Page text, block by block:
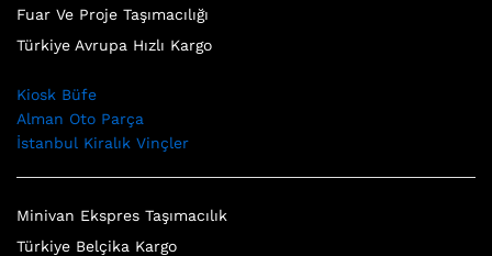
Fuar Ve Proje Taşımacılığı
Türkiye Avrupa Hızlı Kargo
Kiosk Büfe
Alman Oto Parça
İstanbul Kiralık Vinçler
Minivan Ekspres Taşımacılık
Türkiye Belçika Kargo